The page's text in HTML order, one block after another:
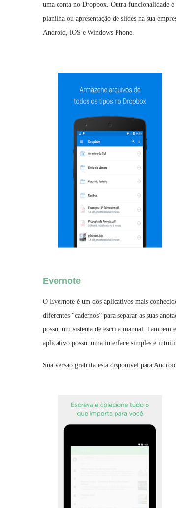
uma conta no Dropbox. Outra funcionalidade
planilha ou apresentação de slides na sua
Android, iOS e Windows Phone.
Evernote
O Evernote é um dos aplicativos mais
diferentes “cadernos” para separar as suas
possui um sistema de escrita manual. Também
aplicativo possui uma interface simples e
Sua versão gratuita está disponível para